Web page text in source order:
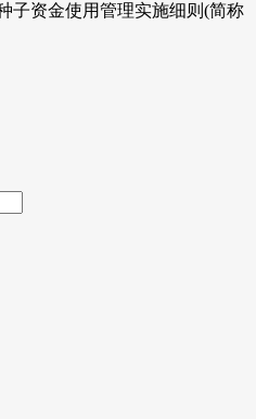
子资金使用管理实施细则(简称